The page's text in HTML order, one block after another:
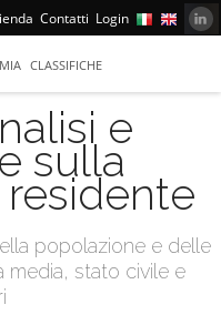
Contatti Login
CLASSIFICHE
e
sulla
popolazione e delle
media, stato civile e